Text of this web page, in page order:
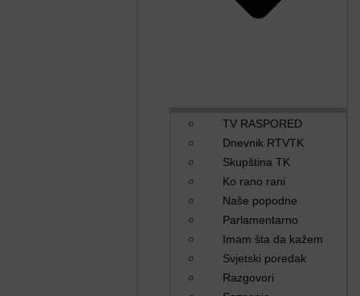
TV RASPORED
Dnevnik RTVTK
Skupština TK
Ko rano rani
Naše popodne
Parlamentarno
Imam šta da kažem
Svjetski poredak
Razgovori